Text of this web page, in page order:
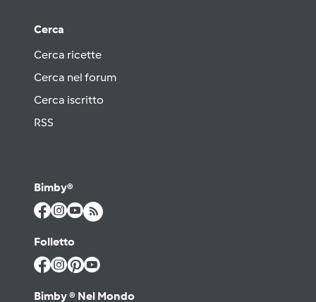
Cerca
Cerca ricette
Cerca nel forum
Cerca iscritto
RSS
Bimby®
Folletto
Bimby ® Nel Mondo